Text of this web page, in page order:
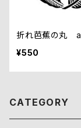
折れ芭蕉の丸
¥550
CATEGORY